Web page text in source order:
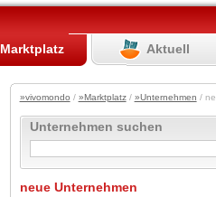
Marktplatz Aktuell
»vivomondo / »Marktplatz/ »Unternehmen /
Unternehmen suchen
neue Unternehmen